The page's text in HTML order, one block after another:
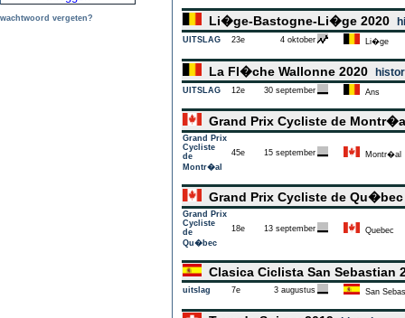
wachtwoord vergeten? Li�ge-Bastogne-Li�ge 2020
UITSLAG 23e 4 oktober Li�ge
La Fl�che Wallonne 2020
UITSLAG 12e 30 september Ans
Grand Prix Cycliste de
Grand Prix
Cycliste
de
Montr�al
45e 15 september Montr�al
Grand Prix Cycliste de
Grand Prix
Cycliste
de
Qu�bec
18e 13 september Quebec
Clasica Ciclista San Sebastian
uitslag 7e 3 augustus San